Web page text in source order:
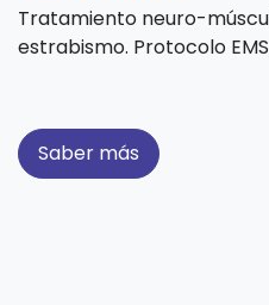
Tratamiento neuro-
estrabismo. Protocolo
Saber más